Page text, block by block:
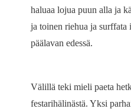
haluaa lojua puun alla ja
ja toinen riehua ja surffata
päälavan edessä.
Välillä teki mieli paeta
festarihälinästä. Yksi